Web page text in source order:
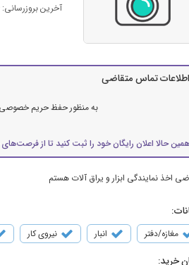
آخرین بروزرسانی:
اطلاعات تماس متقاضی
به منظور حفظ حریم خصوصی
همین حالا اعلان رایگان خود را ثبت کنید تا از
اخذ نمایندگی ابزار و یراق آلات هستم
مغازه/دفتر انبار نیروی کار
خرید: